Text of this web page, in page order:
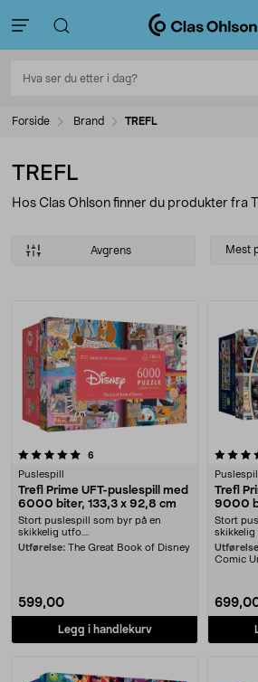
Forside Brand TREFL
TREFL
Hos Clas Ohlson finner du produkter fra
Avgrens
Select
Mest
Produkter
6
Puslespill
Trefl Prime UFT-puslespill med
6000 biter, 133,3 x 92,8 cm
Stort puslespill som byr på en
skikkelig utfo....
Utførelse: The Great Book of Disney
599,00
Legg i handlekurv
5.0 av 5 stjerner
Puslespill
Trefl
9000
Stort
skikkelig
Comic